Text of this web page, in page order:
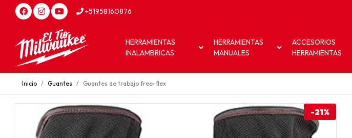
+51958160876
HERRAMIENTAS
INALAMBRICAS
HERRAMIENTAS
MANUALES
ACCESORIOS
HERRAMIENTAS
Inicio Guantes Guantes de trabajo free-flex
-21%